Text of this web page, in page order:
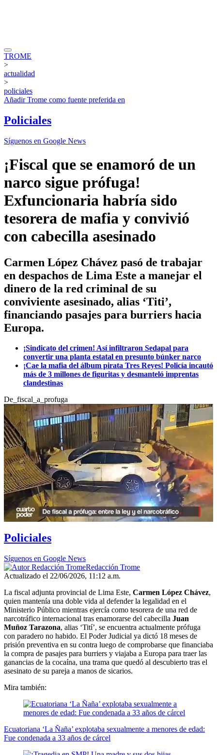
TROME
>
actualidad
>
policiales
AñadirTrome como fuente preferida en
Policiales
Síguenos en Google News
¡Fiscal que se enamoró de un
narco sigue prófuga!
Exfuncionaria habría sido
tesorera de mafia y convivió
con cabecilla asesinado
Carmen López Chávez pasó de trabajar
en despachos de Lima Este a manejar el
dinero de la red criminal de su
conviviente asesinado, alias ‘Titi’,
financiando pasajes para burriers hacia
Europa.
¡Sindicato del crimen! Así infiltraron Sedapal para
convertir una planta estatal en presunto búnker narco
¡Cae la mafia del álbum pirata Tres Reyes! Policía incautó
más de 3 millones de figuritas y desmanteló imprentas
clandestinas
De_fiscal_a_profuga
Policiales
Síguenos en Google News
Redacción Trome
Actualizado el 22/06/2026, 11:12 a.m.
La fiscal adjunta provincial de Lima Este, Carmen López Chávez,
quien mantenía una doble vida al defender la legalidad en el
Ministerio Público mientras ejercía como tesorera de una red de
narcotráfico internacional tras enamorarse del cabecilla Juan
Muñoz Tarazona, alias ‘Tití’, se encuentra actualmente prófuga
con paradero no habido. El Poder Judicial ya dictó 18 meses de
prisión preventiva en su contra luego de comprobarse que financiaba
la compra de pasajes para burriers y viajaba a Europa para traer las
ganancias de la cocaína, una trama que quedó al descubierto tras el
asesinato de su pareja a manos de sicarios.
Mira también:
Ecuatoriana ‘La Ñaña’ explotaba sexualmente a menores de edad:
Fue condenada a 33 años de cárcel